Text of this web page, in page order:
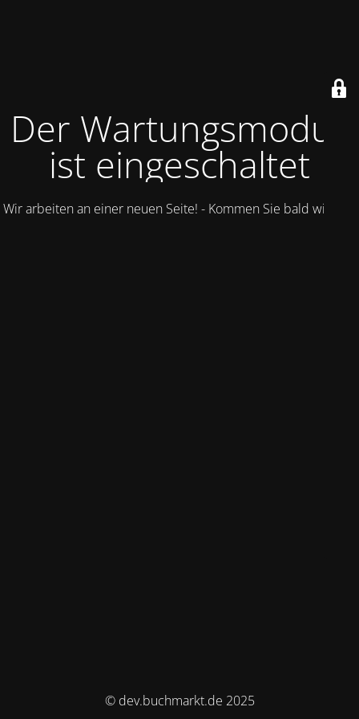
Der Wartungsmodus
ist eingeschaltet
Wir arbeiten an einer neuen Seite! - Kommen Sie bald wieder.
© dev.buchmarkt.de 2025